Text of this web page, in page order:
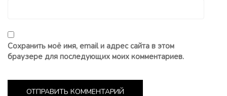
Сохранить моё имя, email и адрес сайта в этом
браузере для последующих моих комментариев.